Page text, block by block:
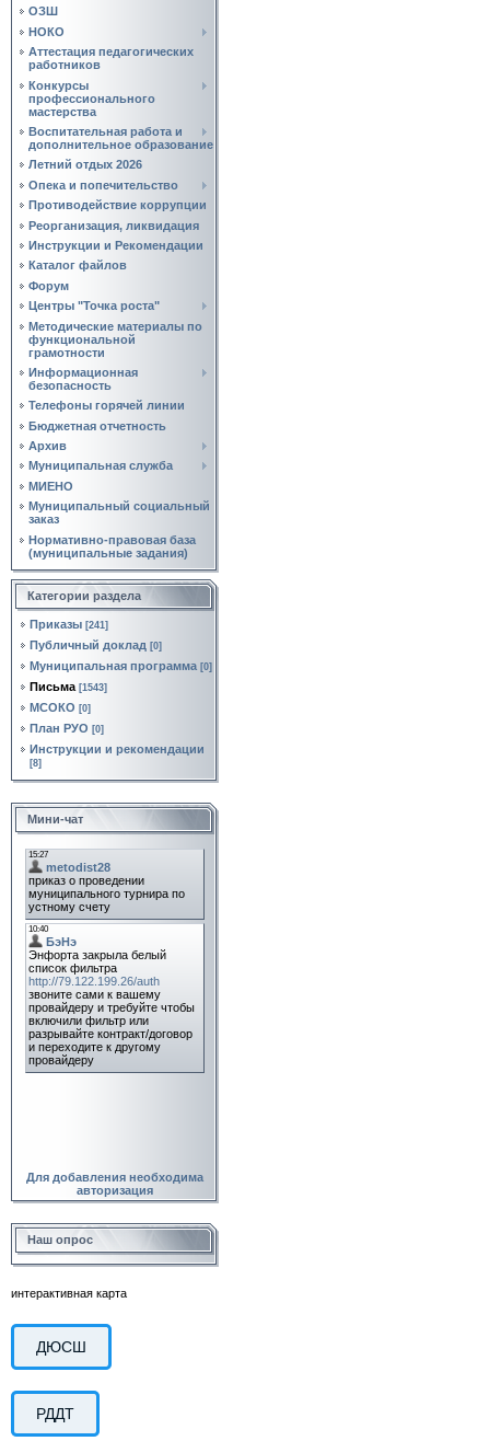
ОЗШ
НОКО
Аттестация педагогических
работников
Конкурсы
профессионального
мастерства
Воспитательная работа и
дополнительное образование
Летний отдых 2026
Опека и попечительство
Противодействие коррупции
Реорганизация, ликвидация
Инструкции и Рекомендации
Каталог файлов
Форум
Центры "Точка роста"
Методические материалы по
функциональной
грамотности
Информационная
безопасность
Телефоны горячей линии
Бюджетная отчетность
Архив
Муниципальная служба
МИЕНО
Муниципальный социальный
заказ
Нормативно‑правовая база
(муниципальные задания)
Категории раздела
Приказы [241]
Публичный доклад [0]
Муниципальная программа [0]
Письма [1543]
МСОКО [0]
План РУО [0]
Инструкции и рекомендации
[8]
Мини-чат
Для добавления необходима
авторизация
Наш опрос
интерактивная карта
ДЮСШ
РДДТ